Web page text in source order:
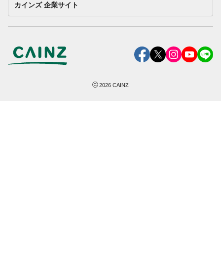
カインズ 企業サイト
©2026 CAINZ